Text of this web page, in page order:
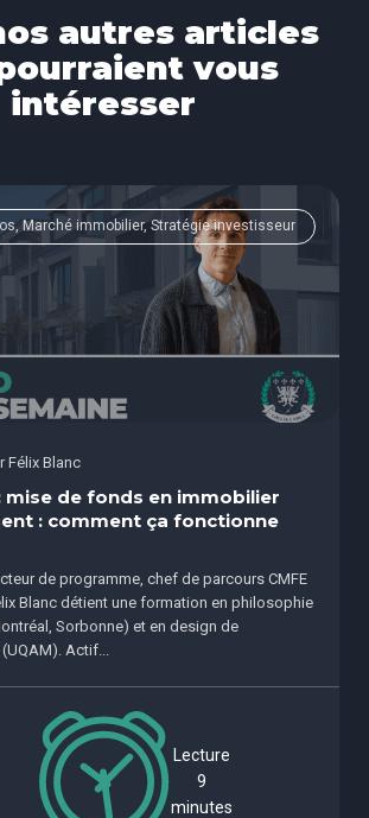
autres articles
vous
intéresser
Marché immobilier, Stratégie investisseur
Félix Blanc
mise de fonds en immobilier
: comment ça fonctionne
de programme, chef de parcours CMFE
Blanc détient une formation en philosophie
Sorbonne) et en design de
(UQAM). Actif...
Lecture
9
minutes